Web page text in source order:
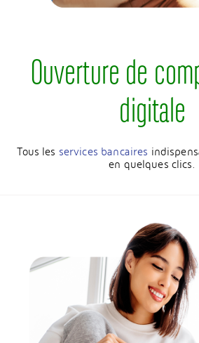
Ouverture de
digitale
Tous les services bancaires
en quelques clics.